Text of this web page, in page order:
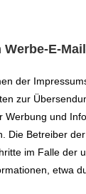
E-
der
zur
Werbung und
Die Betreiber
im Falle der
etwa